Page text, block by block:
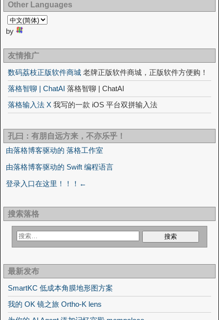
Other Languages
by
友情推广
数码荔枝正版软件商城 老牌正版软件商城，正版软件方便购！
落格智聊 | ChatAI 落格智聊 | ChatAI
落格输入法 X 我写的一款 iOS 平台双拼输入法
孔曰：有朋自远方来，不亦乐乎！
由落格博客驱动的 落格工作室
由落格博客驱动的 Swift 编程语言
登录入口在这里！！！←
搜索落格
最新发布
SmartKC 低成本角膜地形图方案
我的 OK 镜之旅 Ortho-K lens